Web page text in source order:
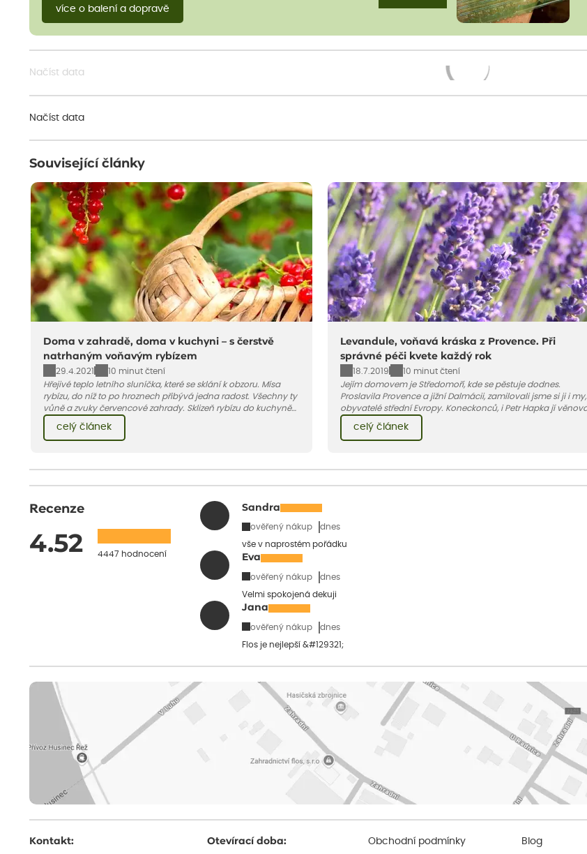
více o balení a dopravě
Načíst data
Načíst data
Související články
Doma v zahradě, doma v kuchyni – s čerstvě
natrhaným voňavým rybízem
29.4.2021
10 minut čtení
Hřejivé teplo letního sluníčka, které se sklání k obzoru. Mísa
rybízu, do níž to po hroznech přibývá jedna radost. Všechny ty
vůně a zvuky červencové zahrady. Sklizeň rybízu do kuchyně
vnese neuvěřitelný klid a radost. A taky trochu bezstarostnosti
dětství při mlsání babiččina drobenkového koláče s rybízem.
celý článek
Levandule, voňavá kráska z Provence. Při
správné péči kvete každý rok
18.7.2019
10 minut čtení
Jejím domovem je Středomoří, kde se pěstuje dodnes.
Proslavila Provence a jižní Dalmácii, zamilovali jsme si ji i my,
obyvatelé střední Evropy. Koneckonců, i Petr Hapka jí věnoval
slavnou písničku – Levandulovou zná v podání zpěvačky
Hany Hegerové nejspíše každý...
celý článek
Recenze
4.52 4447 hodnocení
Sandra
ověřený nákup dnes
vše v naprostém pořádku
Eva
ověřený nákup dnes
Velmi spokojená dekuji
Jana
ověřený nákup dnes
Flos je nejlepší &#129321;
Kontakt: Otevírací doba: Obchodní podmínky Blog